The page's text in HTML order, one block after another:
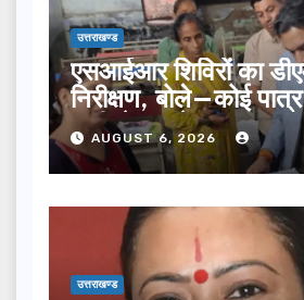
उत्तराखण्ड
एसआईआर शिविरों का
निरीक्षण, बोले—कोई
सूची से न छूटे…
AUGUST 6, 2026
उत्तराखण्ड